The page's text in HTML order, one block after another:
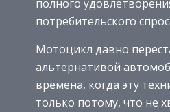
полного
потребительского
Мотоцикл давно
альтернативой
времена, когда эту
только потому, что не